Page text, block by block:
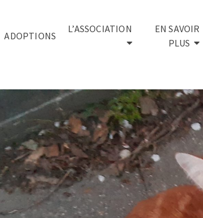
ADOPTIONS
L’ASSOCIATION
EN SAVOIR
PLUS